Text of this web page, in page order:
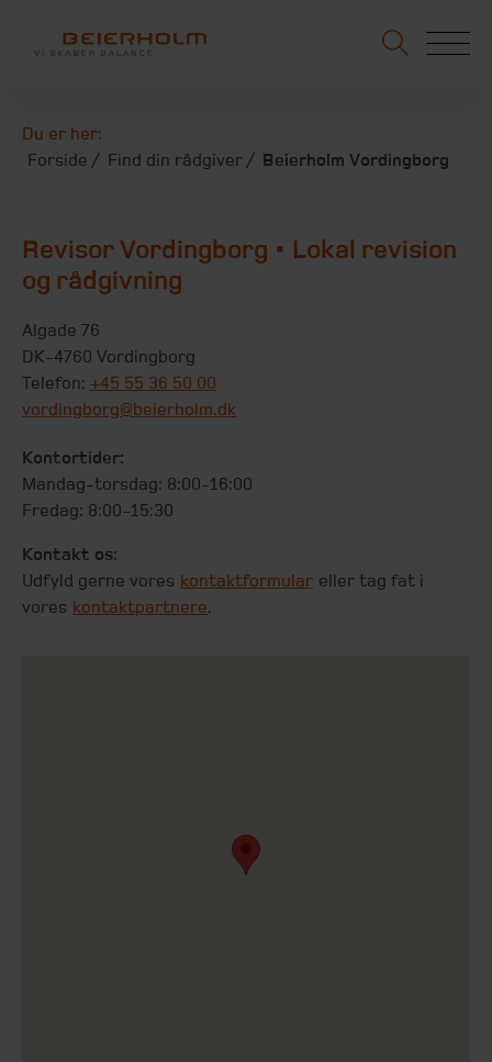
Du er her:
Forside
Find din rådgiver Beierholm Vordingborg
Revisor Vordingborg • Lokal revision
og rådgivning
Algade 76
DK-4760 Vordingborg
Telefon: +45 55 36 50 00
vordingborg@beierholm.dk
Kontortider:
Mandag-torsdag: 8:00-16:00
Fredag: 8:00-15:30
Kontakt os:
Udfyld gerne vores kontaktformular eller tag fat i
vores kontaktpartnere.